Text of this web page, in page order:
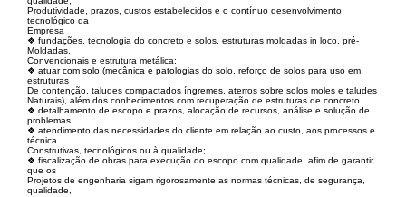
Produtividade, prazos, custos estabelecidos e o contínuo desenvolvimento
tecnológico da
Empresa
❖ fundações, tecnologia do concreto e solos, estruturas moldadas in loco, pré-
Moldadas,
Convencionais e estrutura metálica;
❖ atuar com solo (mecânica e patologias do solo, reforço de solos para uso em
estruturas
De contenção, taludes compactados íngremes, aterros sobre solos moles e taludes
Naturais), além dos conhecimentos com recuperação de estruturas de concreto.
❖ detalhamento de escopo e prazos, alocação de recursos, análise e solução de
problemas
❖ atendimento das necessidades do cliente em relação ao custo, aos processos e
técnica
Construtivas, tecnológicos ou à qualidade;
❖ fiscalização de obras para execução do escopo com qualidade, afim de garantir
que os
Projetos de engenharia sigam rigorosamente as normas técnicas, de segurança,
qualidade,